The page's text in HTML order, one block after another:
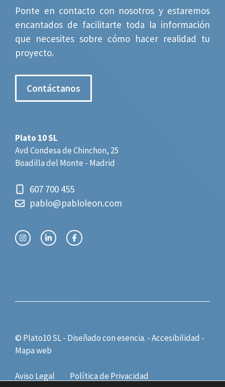
Ponte en contacto con nosotros y estaremos
encantados de facilitarte toda la información
que necesites sobre cómo hacer realidad tu
proyecto.
Contáctanos
Plato 10 SL
Avd Condesa de Chinchon, 25
Boadilla del Monte - Madrid
607 700 455
pablo@pabloleon.com
© Plato10 SL - Diseñado conesencia. -Accesibilidad -
Mapa web
Aviso Legal
Política de Privacidad